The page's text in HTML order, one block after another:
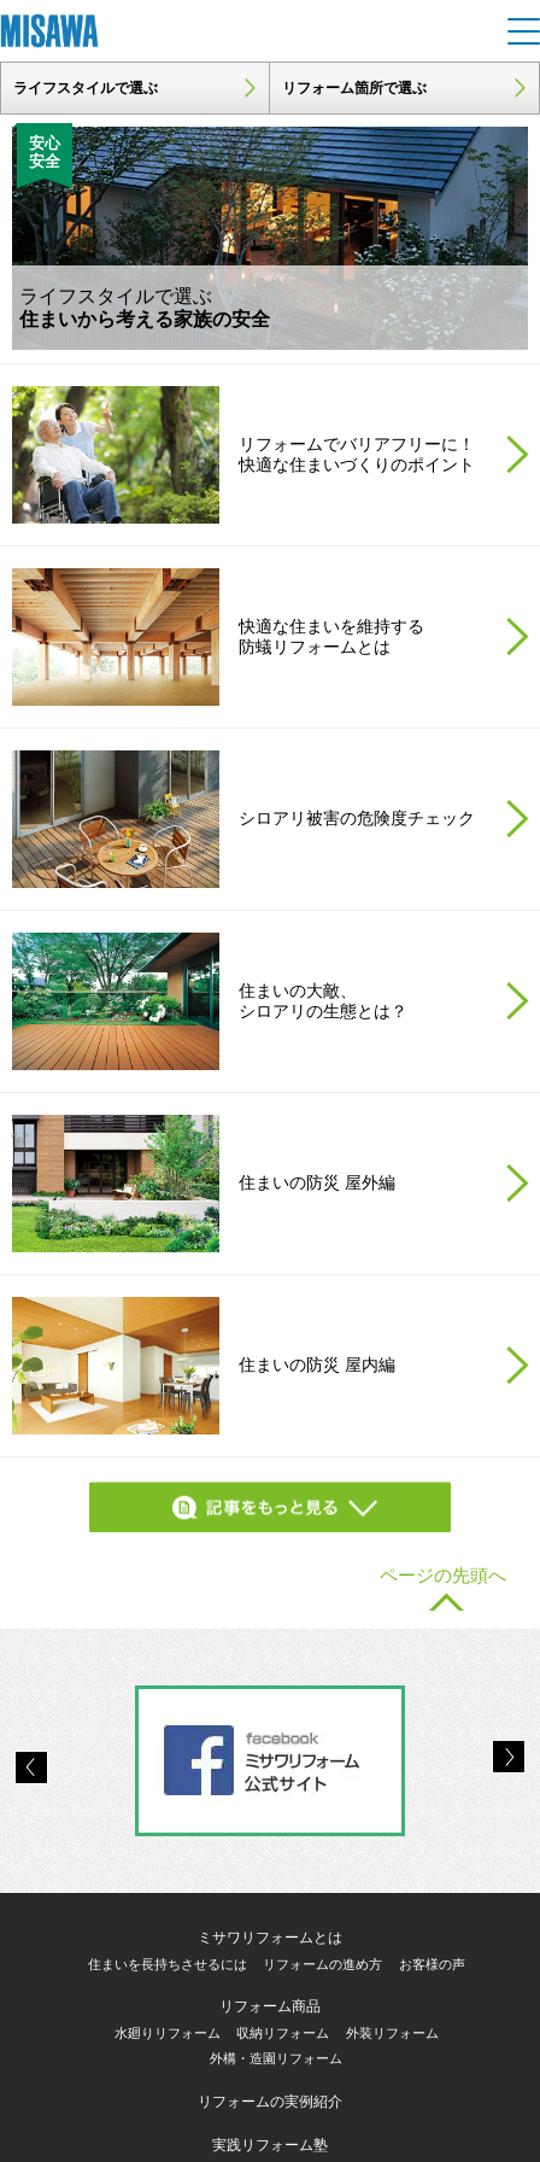
住まい
建てる [注文住宅]
商品ラインアップ
デザイン
建築事例・建築実例
デザイナーズギャラリー
インテリア
住まいづくりガイド
買う
中古住宅検索
スムストック検索
売る [MISAWA RELAY]
住まいの売却
これから住まいをご検討の方
多彩な動画やこだわりが詰まった建築実例、注目の最新情報など、住
まいづくりを楽しく学べるデジタルラウンジです。
土地活用
個人のお客さま
賃貸住宅
賃貸併用住宅
店舗・各種施設
土地活用モデルルーム見学
法人のお客さま
企業不動産活用（CRE）戦略
社宅建築
医療・介護・子育て・障がい福祉施設
土地活用の基礎から長期安定経営を目指すオーナー様まで、賃貸経
営に役立つ多彩な情報を幅広くお届けします。
ホームラウンジ 土地活用・賃貸経営
リフォーム
戸建て・マンション
ミサワリフォームとは
リフォームの流れ
リフォームメニュー
リフォーム事例
事業用
ホテル・旅館リフォーム
リフォーム営業所
これからリフォームをご検討の方
実例動画や基礎知識、収納の工夫など、理想の住まいを叶えるリフ
ォームの具体策とアイデアを豊富にご用意しています。
まちづくり
複合開発・投資開発
複合開発事業（ASMACI-アスマチ-）
分譲マンション開発事業
収益不動産・投資開発事業
事業用売買
事業用地・事業用建物
分譲用地
すべてのフィールドに新しい価値をデザインし、持続可能な未来志向
ミサワゼネラルソリューション
オーナーサポート
サポートメニュー
住まいるりんぐ（ロングサポート）
保証制度
アフターメンテナンス
ミサワリフォーム
ご相談窓口
ミサワホームオーナーさま・リフォーム工事ご契約者さまとミサワ
テンツや、ミサワホームからの大切なお知らせなど配信していま
す。
ミサワオーナーズクラブ
企業・IR情報
企業・IR
ニュース
ミサワホームグループ
IR情報
SDGs
環境活動
採用情報
中途採用
障がい者採用
海外事業
ミサワアイデンティティ
展示場・イベント情報
カタログ請求
住まいのご相談
ライフスタイルで選ぶ リフォーム箇所で選ぶ
安心
安全
ライフスタイルで選ぶ
住まいから考える家族の安全
リフォームでバリアフリーに！
快適な住まいづくりのポイント
快適な住まいを維持する
防蟻リフォームとは
シロアリ被害の危険度チェック
住まいの大敵、
シロアリの生態とは？
住まいの防災 屋外編
住まいの防災 屋内編
ページの先頭へ
ミサワリフォームとは
住まいを長持ちさせるには リフォームの進め方 お客様の声
リフォーム商品
水廻りリフォーム 収納リフォーム
外装リフォーム
外構・造園リフォーム
リフォームの実例紹介
実践リフォーム塾